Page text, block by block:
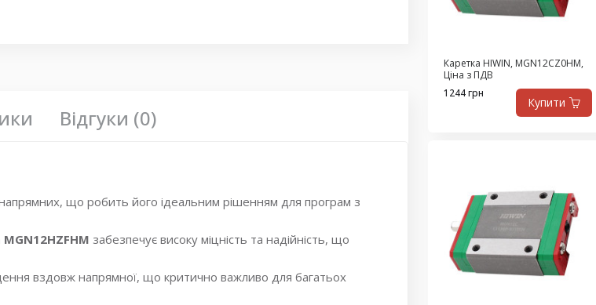
,Блок линейной направляющей
Відгуки (0)
що робить його ідеальним рішенням для програм з
MGN12HZFHM забезпечує високу міцність та надійність, що
вздовж напрямної, що критично важливо для багатьох
Каретка HIWIN, MGN12CZ0HM,
Ціна з ПДВ
1244 грн
Купити